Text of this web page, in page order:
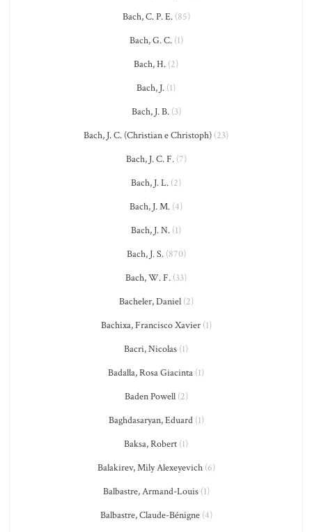
Bach, C. P. E.(85)
Bach, G. C.(1)
Bach, H. (2)
Bach, J. (1)
Bach, J. B.(3)
Bach, J. C. (Christian e Christoph) (23)
Bach, J. C. F.(7)
Bach, J. L. (2)
Bach, J. M. (4)
Bach, J. N. (1)
Bach, J. S.(870)
Bach, W. F. (33)
Bacheler, Daniel(2)
Bachixa, Francisco Xavier(1)
Bacri, Nicolas (1)
Badalla, Rosa Giacinta (1)
Baden Powell(2)
Baghdasaryan, Eduard(1)
Baksa, Robert (1)
Balakirev, Mily Alexeyevich(6)
Balbastre, Armand-Louis(1)
Balbastre, Claude-Bénigne(4)